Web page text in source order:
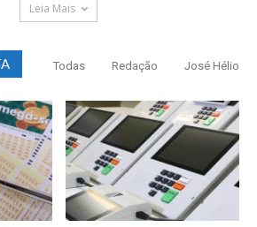
Leia Mais
Todas Redação José Hélio